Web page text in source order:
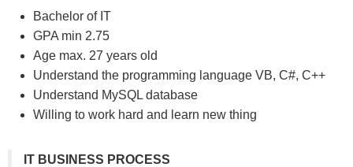
Bachelor of IT
GPA min 2.75
Age max. 27 years old
Understand the programming language VB, C#, C++
Understand MySQL database
Willing to work hard and learn new thing
IT BUSINESS PROCESS